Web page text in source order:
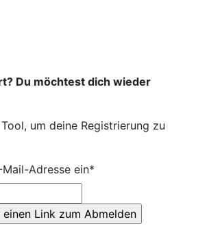
Du möchtest dich wieder
um deine Registrierung zu
Adresse ein*